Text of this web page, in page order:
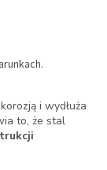
i wydłuża
to, że stal